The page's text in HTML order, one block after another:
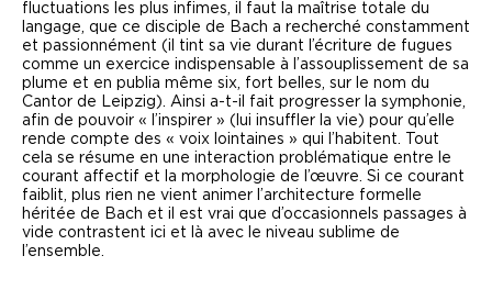
fluctuations les plus infimes, il faut la maîtrise totale du
langage, que ce disciple de Bach a recherché constamment
et passionnément (il tint sa vie durant l’écriture de fugues
comme un exercice indispensable à l’assouplissement de sa
plume et en publia même six, fort belles, sur le nom du
Cantor de Leipzig). Ainsi a-t-il fait progresser la symphonie,
afin de pouvoir « l’inspirer » (lui insuffler la vie) pour qu’elle
rende compte des « voix lointaines » qui l’habitent. Tout
cela se résume en une interaction problématique entre le
courant affectif et la morphologie de l’œuvre. Si ce courant
faiblit, plus rien ne vient animer l’architecture formelle
héritée de Bach et il est vrai que d’occasionnels passages à
vide contrastent ici et là avec le niveau sublime de
l’ensemble.